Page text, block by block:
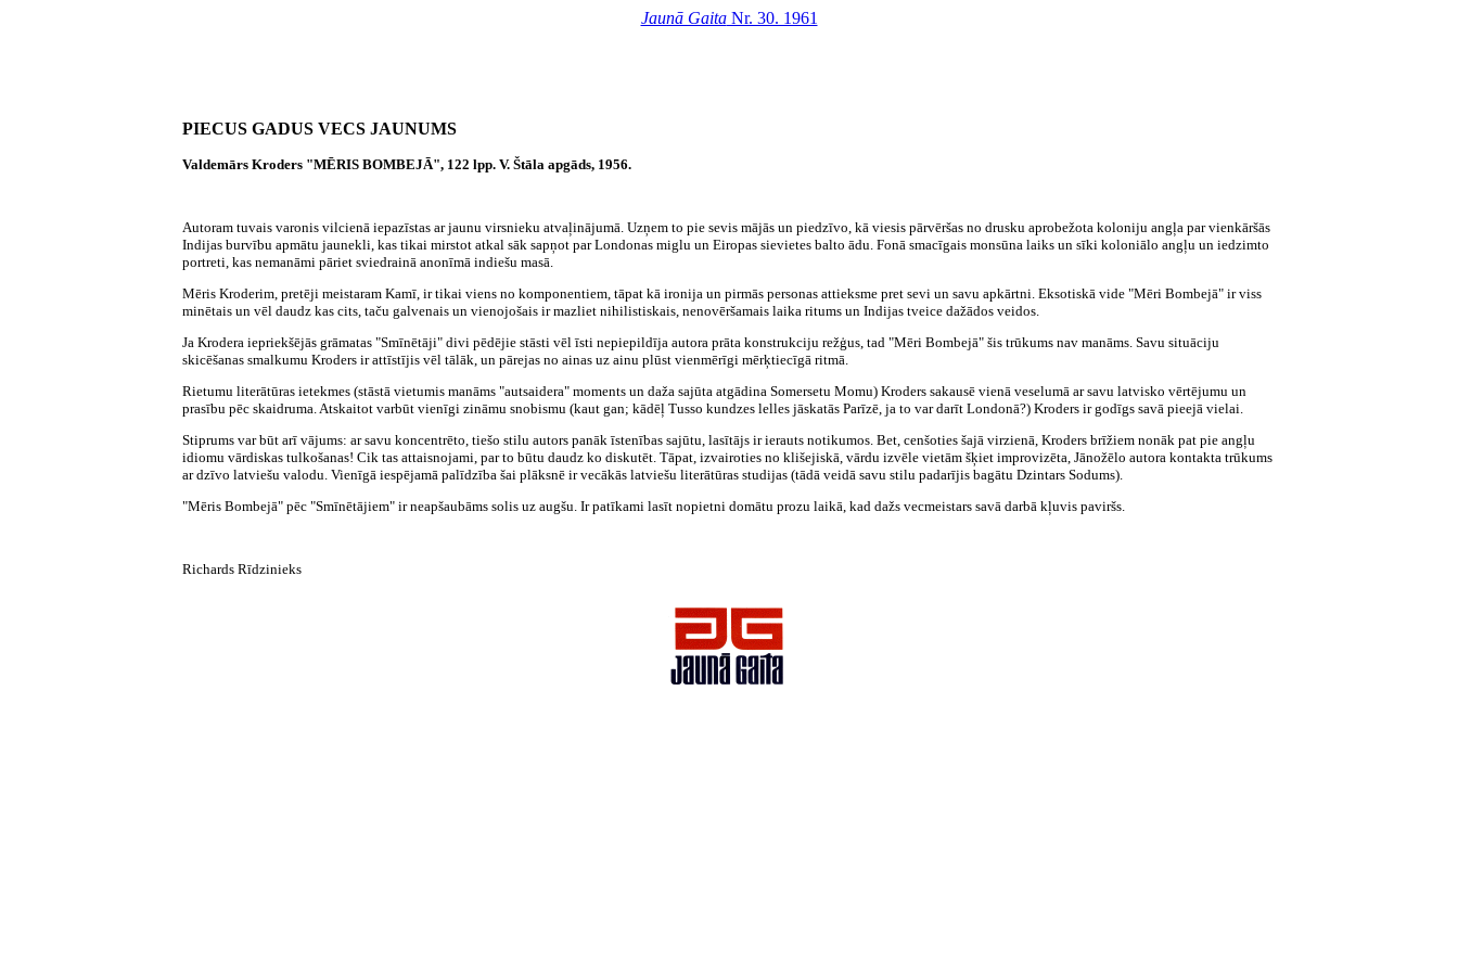
Jaunā GaitaNr. 30. 1961
PIECUS GADUS VECS JAUNUMS
Valdemārs Kroders "MĒRIS BOMBEJĀ", 122 lpp. V. Štāla apgāds, 1956.
Autoram tuvais varonis vilcienā iepazīstas ar jaunu virsnieku atvaļinājumā. Uzņem to pie sevis mājās un piedzīvo, kā viesis pārvēršas no drusku aprobežota koloniju angļa par vienkāršās
Indijas burvību apmātu jaunekli, kas tikai mirstot atkal sāk sapņot par Londonas miglu un Eiropas sievietes balto ādu. Fonā smacīgais monsūna laiks un sīki koloniālo angļu un iedzimto
portreti, kas nemanāmi pāriet sviedrainā anonīmā indiešu masā.
Mēris Kroderim, pretēji meistaram Kamī, ir tikai viens no komponentiem, tāpat kā ironija un pirmās personas attieksme pret sevi un savu apkārtni. Eksotiskā vide "Mēri Bombejā" ir viss
minētais un vēl daudz kas cits, taču galvenais un vienojošais ir mazliet nihilistiskais, nenovēršamais laika ritums un Indijas tveice dažādos veidos.
Ja Krodera iepriekšējās grāmatas "Smīnētāji" divi pēdējie stāsti vēl īsti nepiepildīja autora prāta konstrukciju režģus, tad "Mēri Bombejā" šis trūkums nav manāms. Savu situāciju
skicēšanas smalkumu Kroders ir attīstījis vēl tālāk, un pārejas no ainas uz ainu plūst vienmērīgi mērķtiecīgā ritmā.
Rietumu literātūras ietekmes (stāstā vietumis manāms "autsaidera" moments un daža sajūta atgādina Somersetu Momu) Kroders sakausē vienā veselumā ar savu latvisko vērtējumu un
prasību pēc skaidruma. Atskaitot varbūt vienīgi zināmu snobismu (kaut gan; kādēļ Tusso kundzes lelles jāskatās Parīzē, ja to var darīt Londonā?) Kroders ir godīgs savā pieejā vielai.
Stiprums var būt arī vājums: ar savu koncentrēto, tiešo stilu autors panāk īstenības sajūtu, lasītājs ir ierauts notikumos. Bet, cenšoties šajā virzienā, Kroders brīžiem nonāk pat pie angļu
idiomu vārdiskas tulkošanas! Cik tas attaisnojami, par to būtu daudz ko diskutēt. Tāpat, izvairoties no klišejiskā, vārdu izvēle vietām šķiet improvizēta, Jānožēlo autora kontakta trūkums
ar dzīvo latviešu valodu. Vienīgā iespējamā palīdzība šai plāksnē ir vecākās latviešu literātūras studijas (tādā veidā savu stilu padarījis bagātu Dzintars Sodums).
"Mēris Bombejā" pēc "Smīnētājiem" ir neapšaubāms solis uz augšu. Ir patīkami lasīt nopietni domātu prozu laikā, kad dažs vecmeistars savā darbā kļuvis paviršs.
Richards Rīdzinieks